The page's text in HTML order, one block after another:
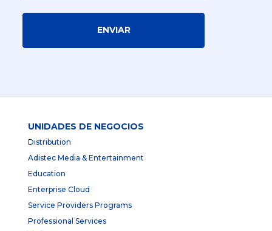
ENVIAR
UNIDADES DE NEGOCIOS
Distribution
Adistec Media & Entertainment
Education
Enterprise Cloud
Service Providers Programs
Professional Services